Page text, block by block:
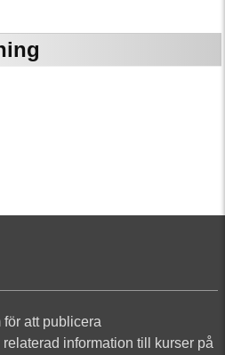
att publicera
information till kurser på